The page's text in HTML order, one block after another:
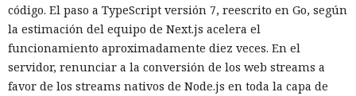
su adquisición. Como resultado, Micron no pudo restablecer
su negocio y en otoño de 2025 suspendió por completo las
entregas de chips para servidores a los centros de datos
chinos, conservando ventas solo en los sectores automotriz
y móvil.
código. El paso a TypeScript versión 7, reescrito en Go, según
la estimación del equipo de Next.js acelera el
funcionamiento aproximadamente diez veces. En el
servidor, renunciar a la conversión de los web streams a
favor de los streams nativos de Node.js en toda la capa de